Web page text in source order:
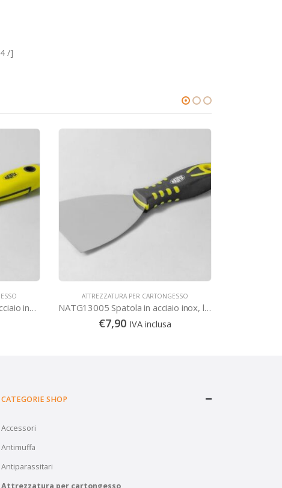
/]
NATG61004BQ Spatola in acciaio inox rivestito in TEFLON, con inserto
ATTREZZATURA PER CARTONGESSO
NATG13005 Spatola in acciaio inox, lama a campana 12.5 cm
€7,90 IVA inclusa
CATEGORIE SHOP
Accessori
Antimuffa
Antiparassitari
Attrezzatura per cartongesso